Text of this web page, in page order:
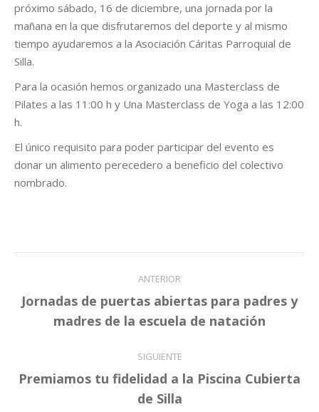
próximo sábado, 16 de diciembre, una jornada por la
mañana en la que disfrutaremos del deporte y al mismo
tiempo ayudaremos a la Asociación Cáritas Parroquial de
Silla.
Para la ocasión hemos organizado una Masterclass de
Pilates a las 11:00 h y Una Masterclass de Yoga a las 12:00
h.
El único requisito para poder participar del evento es
donar un alimento perecedero a beneficio del colectivo
nombrado.
entre
publicaciones
ANTERIOR
Publicación
anterior:
Jornadas de puertas abiertas para padres y
madres de la escuela de natación
SIGUIENTE
Publicación
siguiente:
Premiamos tu fidelidad a la Piscina Cubierta
de Silla